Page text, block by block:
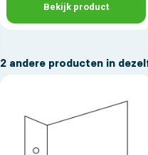
Bekijk product
2 andere producten in